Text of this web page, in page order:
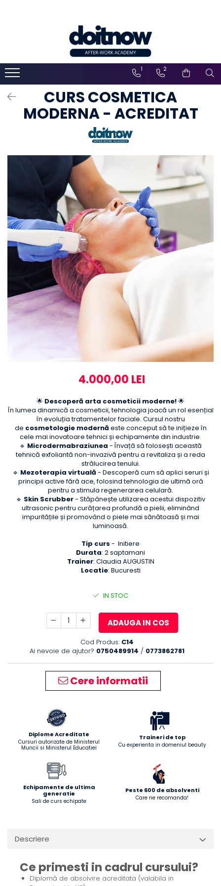
1 2
CURS COSMETICA
MODERNA - ACREDITAT
4.000,00 LEI
🌟 Descoperă arta cosmeticii moderne!🌟
În lumea dinamică a cosmeticii, tehnologia joacă un rol esențial
în evoluția tratamentelor faciale. Cursul nostru
de cosmetologie modernă este conceput să te inițieze în
cele mai inovatoare tehnici și echipamente din industrie.
🔹 Microdermabraziunea - Învață să folosești această
tehnică exfoliantă non-invazivă pentru a revitaliza și a reda
strălucirea tenului.
🔹 Mezoterapia virtuală - Descoperă cum să aplici seruri și
principii active fără ace, folosind tehnologia de ultimă oră
pentru a stimula regenerarea celulară.
🔹 Skin Scrubber- Stăpânește utilizarea acestui dispozitiv
ultrasonic pentru curățarea profundă a pielii, eliminând
impuritățile și promovând o piele mai sănătoasă și mai
luminoasă.
Tip curs - Initiere
Durata: 2 saptamani
Trainer: Claudia AUGUSTIN
Locatie: Bucuresti
IN STOC
ADAUGA IN COS
Cod Produs: C14
Ai nevoie de ajutor? 0750489914 / 0773862781
Cere informatii
Diplome Acreditate
Cursuri autorizate de Ministerul
Muncii si Ministerul Educatiei
Traineri de top
Cu experienta in domeniul beauty
Echipamente de ultima
generatie
Sali de curs echipate
Peste 600 de absolventi
Care ne recomanda!
Descriere
Ce primesti in cadrul cursului?
Diplomă de absolvire acreditata (valabila in